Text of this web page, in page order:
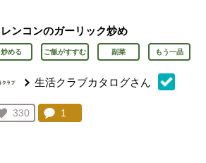
レンコンのガーリック炒め
炒める ご飯がすすむ 副菜 もう一品
生活クラブカタログさん
お気に入り登録：
330
人が登録
コメント：
1